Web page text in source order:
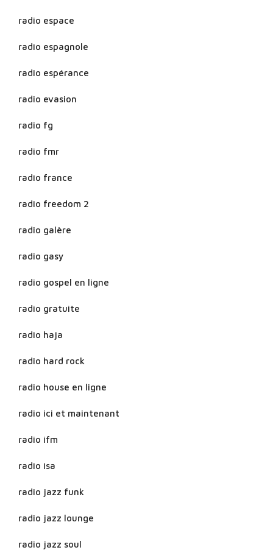
radio espace
radio espagnole
radio espérance
radio evasion
radio fg
radio fmr
radio france
radio freedom 2
radio galère
radio gasy
radio gospel en ligne
radio gratuite
radio haja
radio hard rock
radio house en ligne
radio ici et maintenant
radio ifm
radio isa
radio jazz funk
radio jazz lounge
radio jazz soul